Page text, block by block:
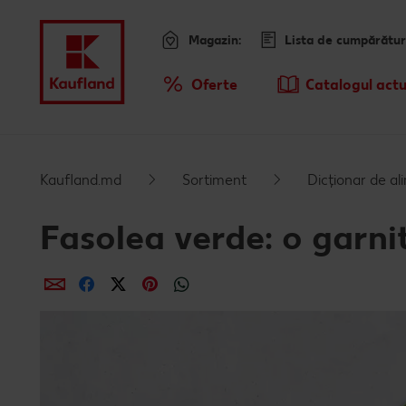
Meniu Oferte Catalogul
Magazin: Lista de
Kaufland.md Sortiment Dicționar de
Fasolea verde: o
DistribuieDistribuieDistribuieDistribuie